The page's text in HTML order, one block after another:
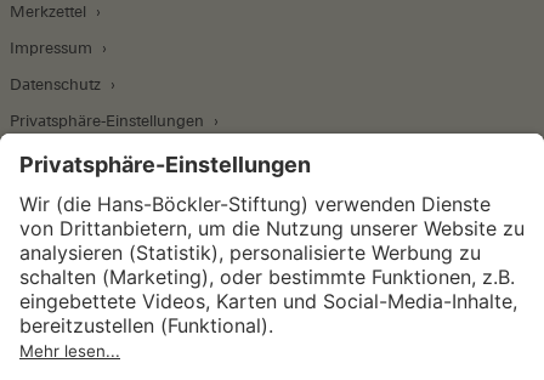
Merkzettel
Impressum
Datenschutz
Privatsphäre-Einstellungen
Wirtschafts- und Sozialwissenschaftliches Institut
Institut für Makroökonomie und
Konjunkturforschung